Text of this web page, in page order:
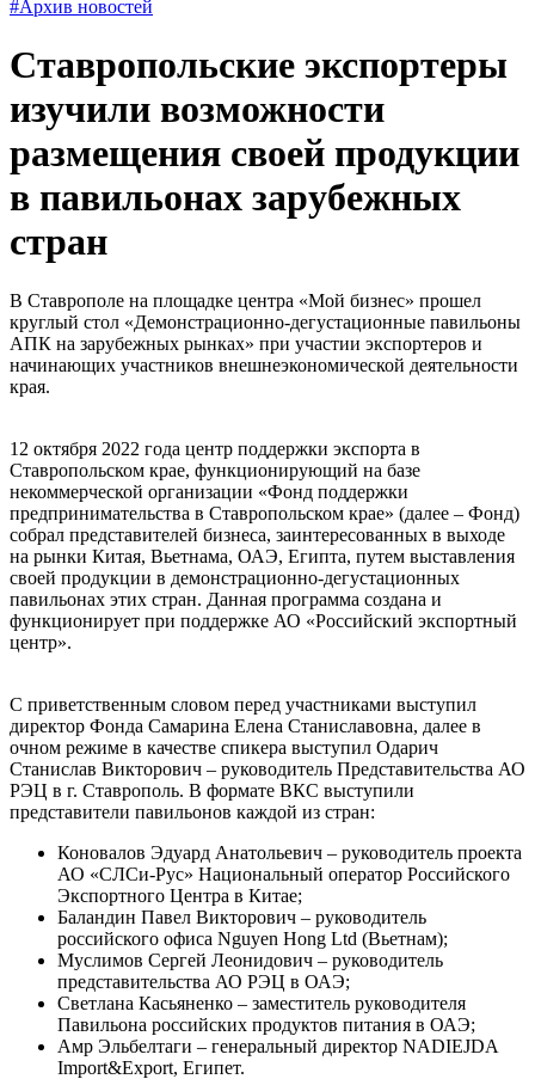
#Архив новостей
Ставропольские экспортеры
изучили возможности
размещения своей продукции
в павильонах зарубежных
стран
В Ставрополе на площадке центра «Мой бизнес» прошел
круглый стол «Демонстрационно-дегустационные павильоны
АПК на зарубежных рынках» при участии экспортеров и
начинающих участников внешнеэкономической деятельности
края.
12 октября 2022 года центр поддержки экспорта в
Ставропольском крае, функционирующий на базе
некоммерческой организации «Фонд поддержки
предпринимательства в Ставропольском крае» (далее – Фонд)
собрал представителей бизнеса, заинтересованных в выходе
на рынки Китая, Вьетнама, ОАЭ, Египта, путем выставления
своей продукции в демонстрационно-дегустационных
павильонах этих стран. Данная программа создана и
функционирует при поддержке АО «Российский экспортный
центр».
С приветственным словом перед участниками выступил
директор Фонда Самарина Елена Станиславовна, далее в
очном режиме в качестве спикера выступил Одарич
Станислав Викторович – руководитель Представительства АО
РЭЦ в г. Ставрополь. В формате ВКС выступили
представители павильонов каждой из стран:
Коновалов Эдуард Анатольевич – руководитель проекта
АО «СЛСи-Рус» Национальный оператор Российского
Экспортного Центра в Китае;
Баландин Павел Викторович – руководитель
российского офиса Nguyen Hong Ltd (Вьетнам);
Муслимов Сергей Леонидович – руководитель
представительства АО РЭЦ в ОАЭ;
Светлана Касьяненко – заместитель руководителя
Павильона российских продуктов питания в ОАЭ;
Амр Эльбелтаги – генеральный директор NADIEJDA
Import&Export, Египет.